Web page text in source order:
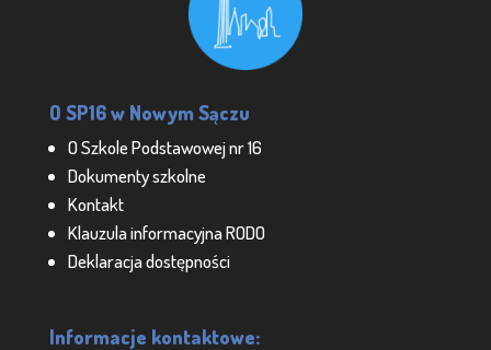
O SP16 w Nowym Sączu
O Szkole Podstawowej nr 16
Dokumenty szkolne
Kontakt
Klauzula informacyjna RODO
Deklaracja dostępności
Informacje kontaktowe: